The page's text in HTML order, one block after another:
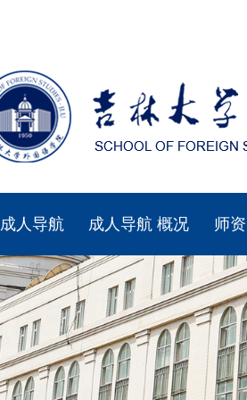
成人导航 成人导航 概况 师